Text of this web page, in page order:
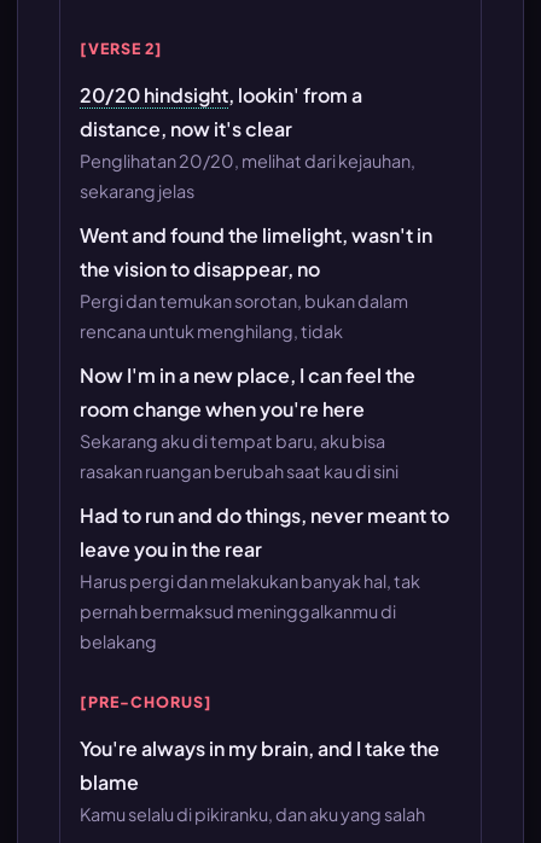
[VERSE 2]
20/20 hindsight, lookin' from a
distance, now it's clear
Penglihatan 20/20, melihat dari kejauhan,
sekarang jelas
Went and found the limelight, wasn't in
the vision to disappear, no
Pergi dan temukan sorotan, bukan dalam
rencana untuk menghilang, tidak
Now I'm in a new place, I can feel the
room change when you're here
Sekarang aku di tempat baru, aku bisa
rasakan ruangan berubah saat kau di sini
Had to run and do things, never meant to
leave you in the rear
Harus pergi dan melakukan banyak hal, tak
pernah bermaksud meninggalkanmu di
belakang
[PRE-CHORUS]
You're always in my brain, and I take the
blame
Kamu selalu di pikiranku, dan aku yang salah